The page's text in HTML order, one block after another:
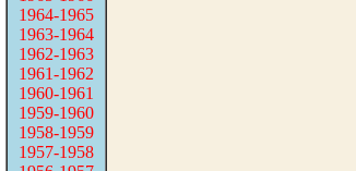
1964-1965
1963-1964
1962-1963
1961-1962
1960-1961
1959-1960
1958-1959
1957-1958